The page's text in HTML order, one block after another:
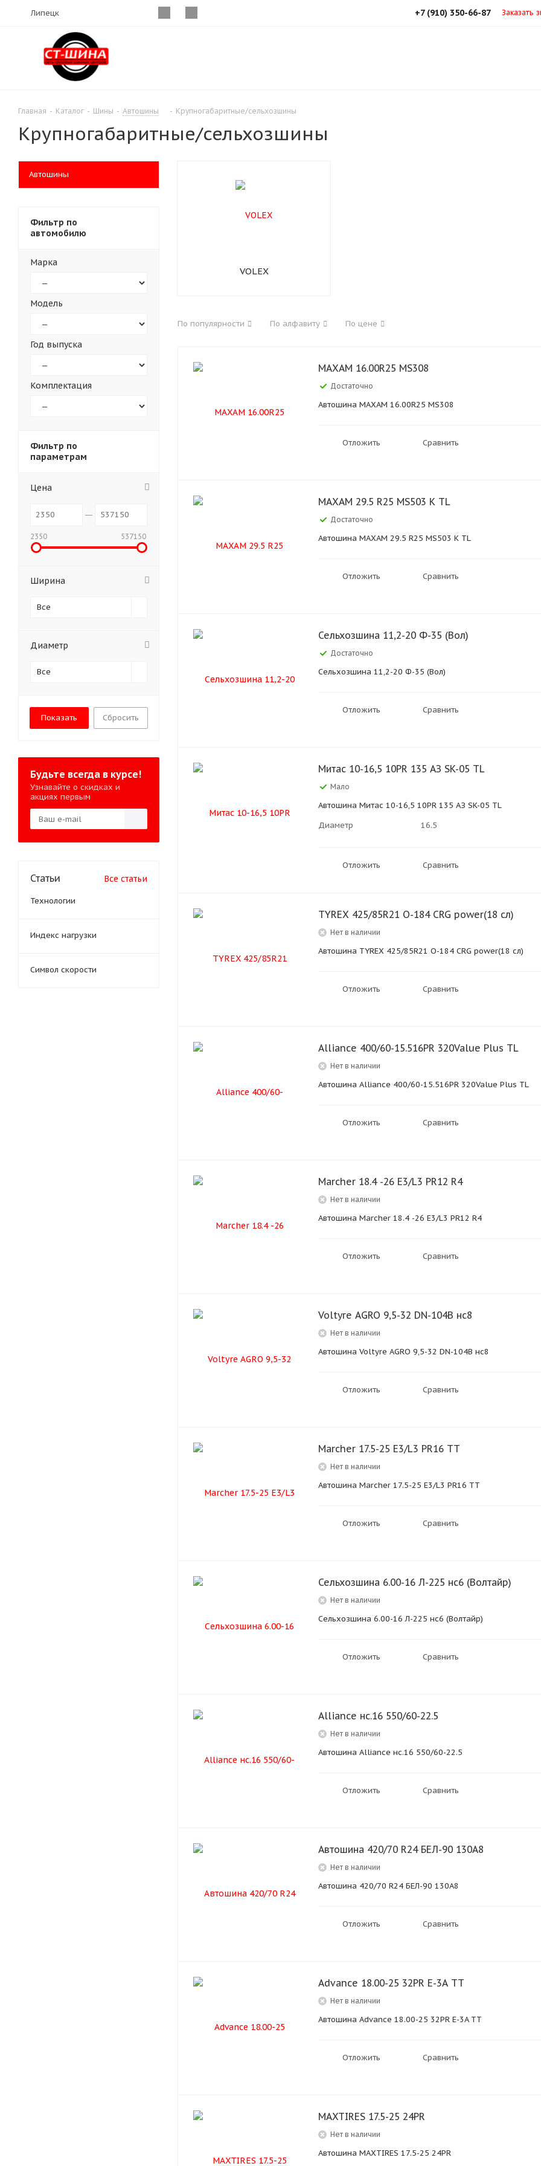
Липецк +7 (910) 350-66-87 Заказать
Главная - Каталог - Шины - Автошины - Крупногабаритные/сельхозшины
Крупногабаритные/сельхозшины
VOLEX
По популярности По алфавиту По цене
MAXAM 16.00R25 MS308
Достаточно
Автошина MAXAM 16.00R25 MS308
Отложить Сравнить
MAXAM 29.5 R25 MS503 K TL
Достаточно
Автошина MAXAM 29.5 R25 MS503 K TL
Отложить Сравнить
Сельхозшина 11,2-20 Ф-35 (Вол)
Достаточно
Сельхозшина 11,2-20 Ф-35 (Вол)
Отложить Сравнить
Митас 10-16,5 10PR 135 АЗ SK-05 TL
Мало
Автошина Митас 10-16,5 10PR 135 АЗ SK-05 TL
Диаметр
16.5
Отложить Сравнить
TYREX 425/85R21 О-184 CRG power(18 сл)
Нет в наличии
Автошина TYREX 425/85R21 О-184 CRG power(18 сл)
Отложить Сравнить
Alliance 400/60-15.516PR 320Value Plus TL
Нет в наличии
Автошина Alliance 400/60-15.516PR 320Value Plus TL
Отложить Сравнить
Marcher 18.4 -26 E3/L3 PR12 R4
Нет в наличии
Автошина Marcher 18.4 -26 E3/L3 PR12 R4
Отложить Сравнить
Voltyre AGRO 9,5-32 DN-104B нс8
Нет в наличии
Автошина Voltyre AGRO 9,5-32 DN-104B нс8
Отложить Сравнить
Marcher 17.5-25 E3/L3 PR16 TT
Нет в наличии
Автошина Marcher 17.5-25 E3/L3 PR16 TT
Отложить Сравнить
Сельхозшина 6.00-16 Л-225 нс6 (Волтайр)
Нет в наличии
Сельхозшина 6.00-16 Л-225 нс6 (Волтайр)
Отложить Сравнить
Alliance нс.16 550/60-22.5
Нет в наличии
Автошина Alliance нс.16 550/60-22.5
Отложить Сравнить
Автошина 420/70 R24 БЕЛ-90 130А8
Нет в наличии
Автошина 420/70 R24 БЕЛ-90 130А8
Отложить Сравнить
Advance 18.00-25 32PR E-3A TT
Нет в наличии
Автошина Advance 18.00-25 32PR E-3A TT
Отложить Сравнить
MAXTIRES 17.5-25 24PR
Нет в наличии
Автошина MAXTIRES 17.5-25 24PR
Автошины
Фильтр по
автомобилю
Марка
Модель
Год выпуска
Комплектация
Фильтр по
параметрам
Цена
2350 537150
Ширина
Все
Диаметр
Все
Сбросить
Будьте всегда в курсе!
Узнавайте о скидках и
акциях первым
Статьи Все статьи
Технологии
Индекс нагрузки
Символ скорости